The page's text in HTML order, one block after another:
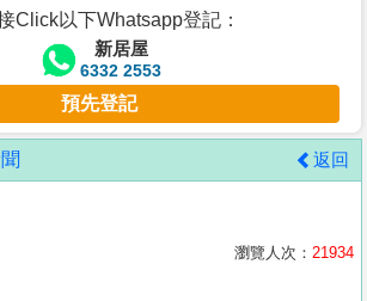
Click以下Whatsapp登記：
新居屋
6332 2553
預先登記
返回
瀏覽人次： 21934